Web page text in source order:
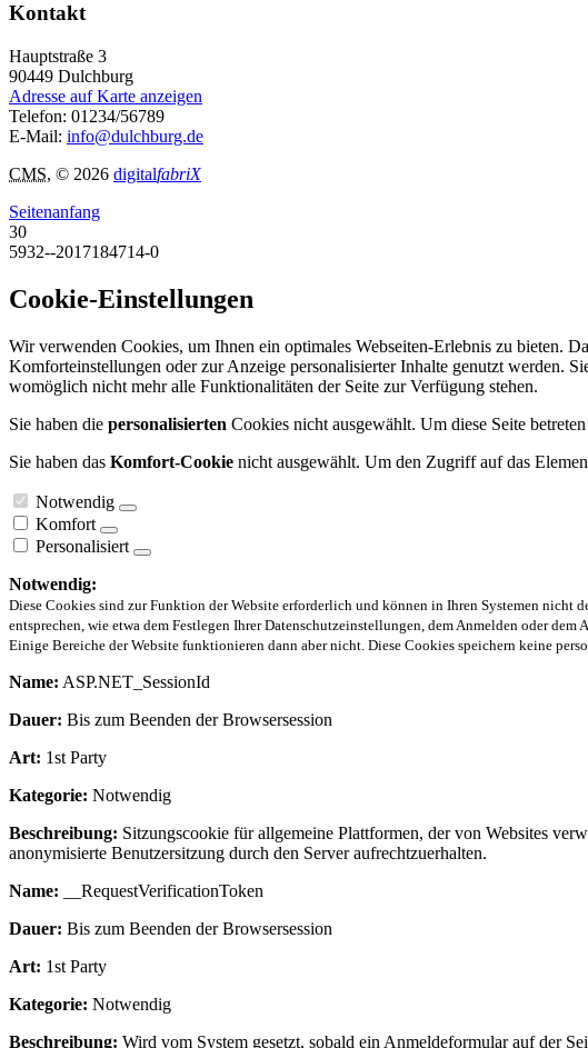
Kontakt
Hauptstraße 3
90449 Dulchburg
Adresse auf Karte anzeigen
Telefon: 01234/56789
E-Mail: info@dulchburg.de
CMS, © 2026 digitalfabriX
Seitenanfang
30
5932--2017184714-0
Cookie-Einstellungen
Wir verwenden Cookies, um Ihnen ein optimales Webseiten-Erlebnis zu bieten.
Komforteinstellungen oder zur Anzeige personalisierter Inhalte genutzt werden.
womöglich nicht mehr alle Funktionalitäten der Seite zur Verfügung stehen.
Sie haben die personalisierten Cookies nicht ausgewählt. Um diese Seite
Sie haben das Komfort-Cookie nicht ausgewählt. Um den Zugriff auf das
Notwendig
Komfort
Personalisiert
Notwendig:
Diese Cookies sind zur Funktion der Website erforderlich und können in Ihren Systemen nicht
entsprechen, wie etwa dem Festlegen Ihrer Datenschutzeinstellungen, dem Anmelden oder
Einige Bereiche der Website funktionieren dann aber nicht. Diese Cookies speichern keine
Name: ASP.NET_SessionId
Dauer: Bis zum Beenden der Browsersession
Art: 1st Party
Kategorie: Notwendig
Beschreibung: Sitzungscookie für allgemeine Plattformen, der von Websites
anonymisierte Benutzersitzung durch den Server aufrechtzuerhalten.
Name: __RequestVerificationToken
Dauer: Bis zum Beenden der Browsersession
Art: 1st Party
Kategorie: Notwendig
Beschreibung: Wird vom System gesetzt, sobald ein Anmeldeformular auf der